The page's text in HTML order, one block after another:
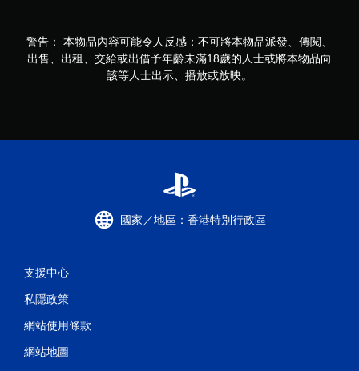
警告： 本物品內容可能令人反感；不可將本物品派發、傳閱、
出售、出租、交給或出借予年齡未滿18歲的人士或將本物品向
該等人士出示、播放或放映。
國家／地區：香港特別行政區
支援中心
私隱政策
網站使用條款
網站地圖